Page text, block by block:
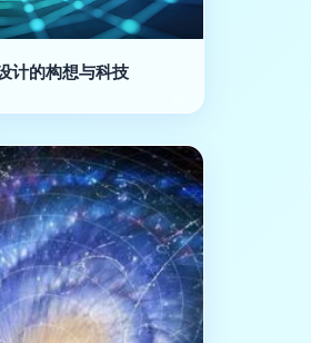
计的构想与科技